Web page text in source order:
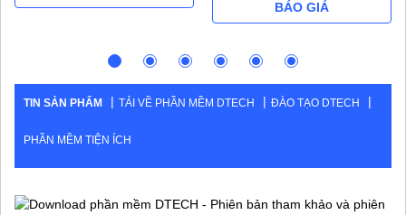
BÁO GIÁ
TIN SẢN PHẨM TẢI VỀ PHẦN MỀM DTECH ĐÀO TẠO DTECH
PHẦN MỀM TIỆN ÍCH